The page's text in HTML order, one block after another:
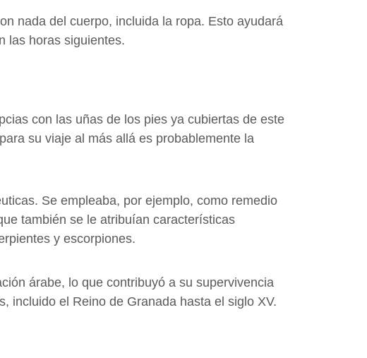
nada del cuerpo, incluida la ropa. Esto ayudará
las horas siguientes.
con las uñas de los pies ya cubiertas de este
su viaje al más allá es probablemente la
Se empleaba, por ejemplo, como remedio
también se le atribuían características
y escorpiones.
árabe, lo que contribuyó a su supervivencia
incluido el Reino de Granada hasta el siglo XV.